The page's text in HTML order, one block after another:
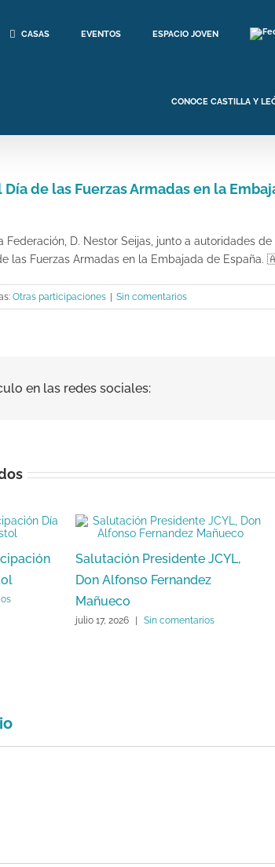
CASAS EVENTOS ESPACIO JOVEN
CONOCE CASTILLA Y
de las Fuerzas Armadas en la
Federación, D. Nestor Seijas, junto a autoridades
las Fuerzas Armadas en la Embajada de España.
Otras participaciones Sin comentarios
en las redes sociales:
Salutación Presidente JCYL,
Don Alfonso Fernandez
Mañueco
julio 17, 2026 Sin comentarios